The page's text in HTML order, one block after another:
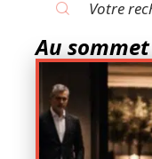
Au sommet